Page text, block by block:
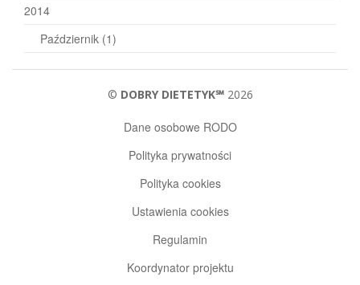
2014
Październik (1)
© DOBRY DIETETYK℠2026
Dane osobowe RODO
Polityka prywatności
Polityka cookies
Ustawienia cookies
Regulamin
Koordynator projektu